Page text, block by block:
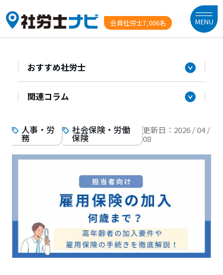
会員社労士7,006名 MENU
おすすめ社労士
関連コラム
人事・労
務
社会保険・労働
保険
更新日： 2026 / 04 /
08